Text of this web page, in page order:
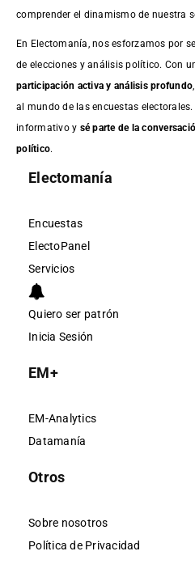
comprender el dinamismo de nuestra
En Electomanía, nos esforzamos por
de elecciones y análisis político. Con
participación activa y análisis profundo
al mundo de las encuestas
informativo y sé parte de la
político.
Electomanía
Encuestas
ElectoPanel
Servicios
Quiero ser patrón
Inicia Sesión
EM+
EM-Analytics
Datamanía
Otros
Sobre nosotros
Política de Privacidad